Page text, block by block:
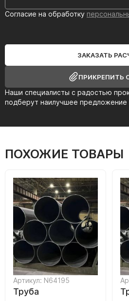
Наши специалисты с радостью
подберут наилучшее предложение
Согласие на обработку
ЗАКАЗАТЬ
ПРИКРЕПИТЬ
ПОХОЖИЕ ТОВАРЫ
Артикул: N64195
Труба